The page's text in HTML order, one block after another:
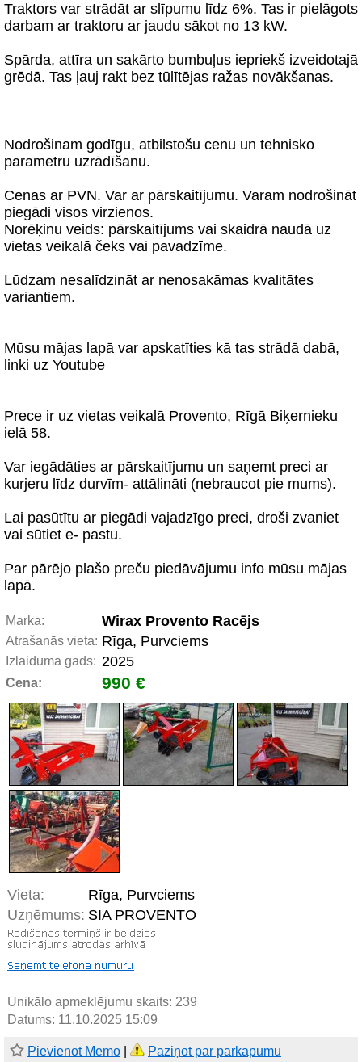
Traktors var strādāt ar slīpumu līdz 6%. Tas ir pielāgots
darbam ar traktoru ar jaudu sākot no 13 kW.
Spārda, attīra un sakārto bumbuļus iepriekš izveidotajā
grēdā. Tas ļauj rakt bez tūlītējas ražas novākšanas.
Nodrošinam godīgu, atbilstošu cenu un tehnisko
parametru uzrādīšanu.
Cenas ar PVN. Var ar pārskaitījumu. Varam nodrošināt
piegādi visos virzienos.
Norēķinu veids: pārskaitījums vai skaidrā naudā uz
vietas veikalā čeks vai pavadzīme.
Lūdzam nesalīdzināt ar nenosakāmas kvalitātes
variantiem.
Mūsu mājas lapā var apskatīties kā tas strādā dabā,
linki uz Youtube
Prece ir uz vietas veikalā Provento, Rīgā Biķernieku
ielā 58.
Var iegādāties ar pārskaitījumu un saņemt preci ar
kurjeru līdz durvīm- attālināti (nebraucot pie mums).
Lai pasūtītu ar piegādi vajadzīgo preci, droši zvaniet
vai sūtiet e- pastu.
Par pārējo plašo preču piedāvājumu info mūsu mājas
lapā.
Marka: Wirax Provento Racējs
Atrašanās vieta: Rīga, Purvciems
Izlaiduma gads: 2025
Cena: 990 €
Vieta:
Rīga, Purvciems
Uzņēmums: SIA PROVENTO
Unikālo apmeklējumu skaits: 239
Datums: 11.10.2025 15:09
Pievienot Memo Paziņot par pārkāpumu